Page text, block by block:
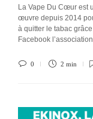
La Vape Du Cœur est
œuvre depuis 2014
à quitter le tabac
Facebook
0 2 min